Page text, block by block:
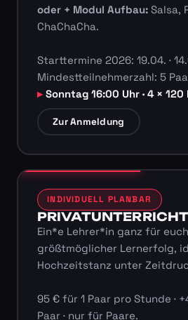
oder + Modul Aufbau:Salsa,
ChaChaCha.
Starttermine 2026: 19.04. ·
Mindestteilnehmerzahl: 5
Sonntag 16:00 Uhr · 4 × 120
Zur Anmeldung
INDIVIDUELL PLANBAR
Ein*e Lehrer*in ganz für
größtmöglicher Lernerfolg,
Hochzeitstanz unter
95 € für 1 Paar pro Stunde ·
Paar · nur für Paare.